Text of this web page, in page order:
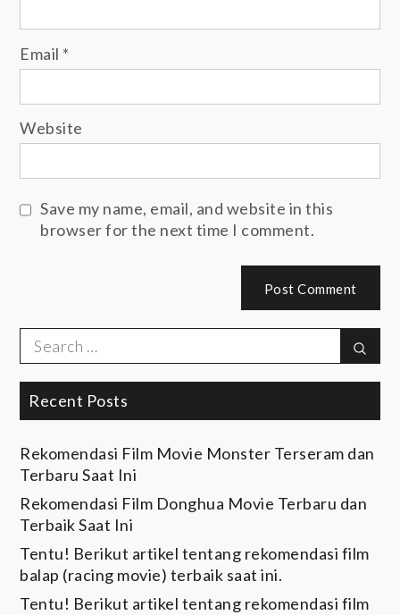
Email *
Website
Save my name, email, and website in this
browser for the next time I comment.
Search
for:
Recent Posts
Rekomendasi Film Movie Monster Terseram dan
Terbaru Saat Ini
Rekomendasi Film Donghua Movie Terbaru dan
Terbaik Saat Ini
Tentu! Berikut artikel tentang rekomendasi film
balap (racing movie) terbaik saat ini.
Tentu! Berikut artikel tentang rekomendasi film